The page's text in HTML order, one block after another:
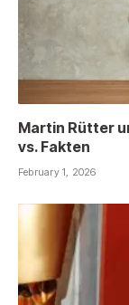
Martin Rütter
vs. Fakten
February 1, 2026